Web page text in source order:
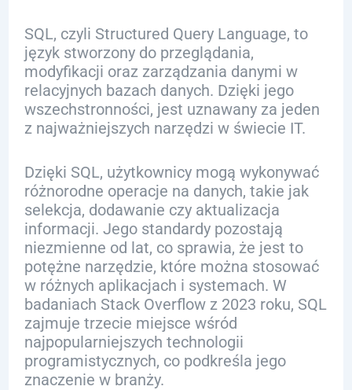
SQL, czyli Structured Query Language, to
język stworzony do przeglądania,
modyfikacji oraz zarządzania danymi w
relacyjnych bazach danych. Dzięki jego
wszechstronności, jest uznawany za jeden
z najważniejszych narzędzi w świecie IT.
Dzięki SQL, użytkownicy mogą wykonywać
różnorodne operacje na danych, takie jak
selekcja, dodawanie czy aktualizacja
informacji. Jego standardy pozostają
niezmienne od lat, co sprawia, że jest to
potężne narzędzie, które można stosować
w różnych aplikacjach i systemach. W
badaniach Stack Overflow z 2023 roku, SQL
zajmuje trzecie miejsce wśród
najpopularniejszych technologii
programistycznych, co podkreśla jego
znaczenie w branży.